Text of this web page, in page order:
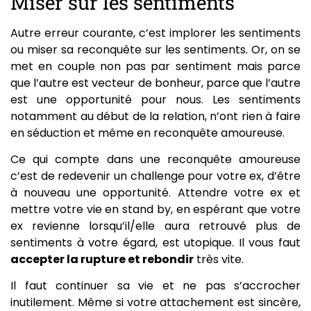
Autre erreur courante, c’est implorer les sentiments
ou miser sa reconquête sur les sentiments. Or, on se
met en couple non pas par sentiment mais parce
que l’autre est vecteur de bonheur, parce que l’autre
est une opportunité pour nous. Les sentiments
notamment au début de la relation, n’ont rien à faire
en séduction et même en reconquête amoureuse.
Ce qui compte dans une reconquête amoureuse
c’est de redevenir un challenge pour votre ex, d’être
à nouveau une opportunité. Attendre votre ex et
mettre votre vie en stand by, en espérant que votre
ex revienne lorsqu’il/elle aura retrouvé plus de
sentiments à votre égard, est utopique. Il vous faut
accepter la rupture et rebondir très vite.
Il faut continuer sa vie et ne pas s’accrocher
inutilement. Même si votre attachement est sincère,